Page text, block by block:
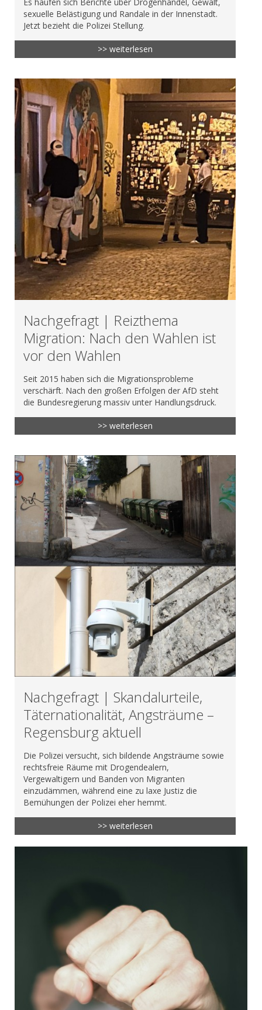
sexuelle Belästigung und Randale in der Innenstadt.
Jetzt bezieht die Polizei Stellung.
>> weiterlesen
Nachgefragt | Reizthema
Migration: Nach den Wahlen ist
vor den Wahlen
Seit 2015 haben sich die Migrationsprobleme
verschärft. Nach den großen Erfolgen der AfD steht
die Bundesregierung massiv unter Handlungsdruck.
>> weiterlesen
Nachgefragt | Skandalurteile,
Täternationalität, Angsträume –
Regensburg aktuell
Die Polizei versucht, sich bildende Angsträume sowie
rechtsfreie Räume mit Drogendealern,
Vergewaltigern und Banden von Migranten
einzudämmen, während eine zu laxe Justiz die
Bemühungen der Polizei eher hemmt.
>> weiterlesen